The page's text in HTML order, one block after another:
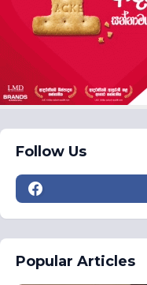
Follow Us
Popular Articles